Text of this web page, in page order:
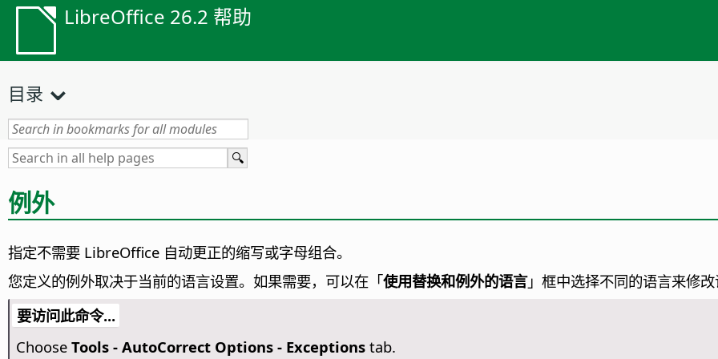
LibreOffice 26.2 帮助
目录
例外
指定不需要 LibreOffice 自动更正的缩写或字母组合。
您定义的例外取决于当前的语言设置。如果需要，可以在「使用替换和例外的语言」框中选择不同的语言来修改
要访问此命令...
Choose Tools - AutoCorrect Options - Exceptionstab.